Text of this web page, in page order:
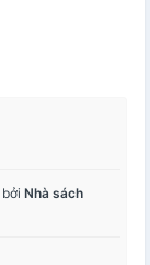
bởi Nhà sách